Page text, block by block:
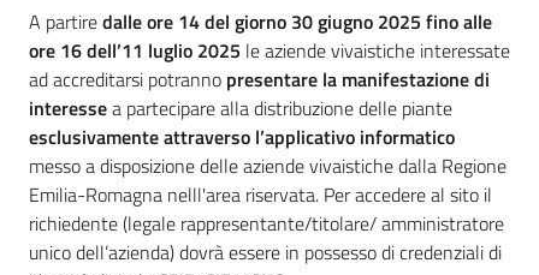
A partiredalle ore 14 del giorno 30 giugno 2025 fino alle
ore 16 dell’11 luglio 2025 le aziende vivaistiche interessate
ad accreditarsi potranno presentare la manifestazione di
interessea partecipare alla distribuzione delle piante
esclusivamente attraverso l’applicativo informatico
messo a disposizione delle aziende vivaistiche dalla Regione
Emilia-Romagna nelll'area riservata. Per accedere al sito il
richiedente (legale rappresentante/titolare/ amministratore
unico dell’azienda) dovrà essere in possesso di credenziali di